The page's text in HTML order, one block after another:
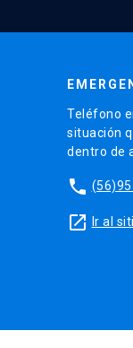
Teléfono
situación
dentro de
phone
launch Ir al